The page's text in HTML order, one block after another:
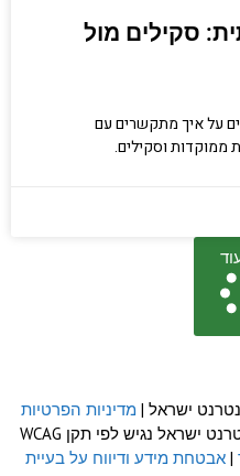
סקילים מול
על איך מתקשרים עם
ממוקדות וסקילים.
ישראל | מדיניות הפרטיות
| אתר אינטרנט ישראל נגיש לפי תקן WCAG
| אבטחת מידע ודיווח על בעיית